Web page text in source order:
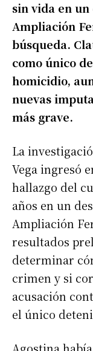
sin vida en
Ampliación
búsqueda.
como único
homicidio,
nuevas
más grave.
La
Vega ingresó
hallazgo del
años en un
Ampliación
resultados
determinar
crimen y si
acusación
el único